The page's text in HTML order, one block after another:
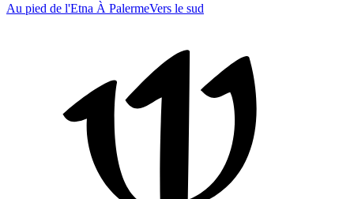
Au pied de l'Etna À PalermeVers le sud